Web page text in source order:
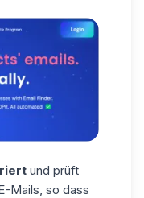
und prüft
Mails, so dass